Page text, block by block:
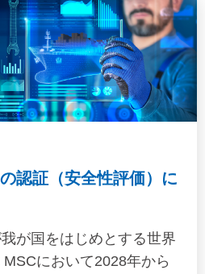
認証（安全性評価）に
が国をはじめとする世界
において2028年から